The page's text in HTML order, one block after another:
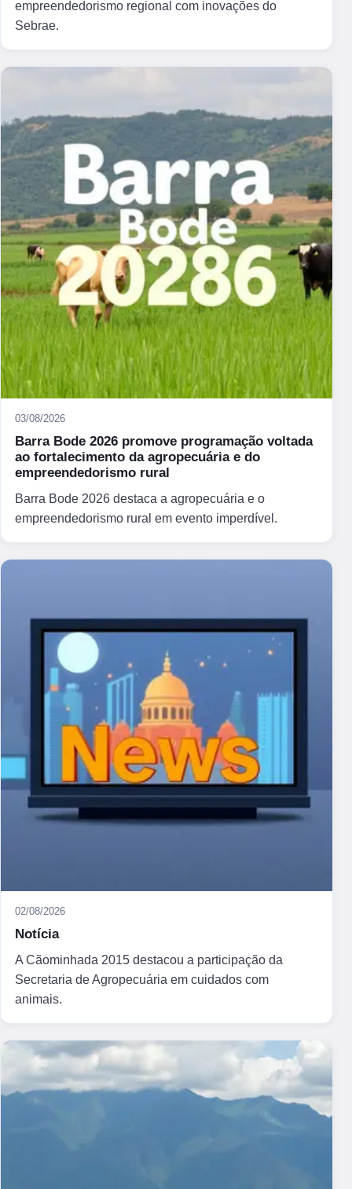
empreendedorismo regional com inovações do
Sebrae.
03/08/2026
Barra Bode 2026 promove programação voltada
ao fortalecimento da agropecuária e do
empreendedorismo rural
Barra Bode 2026 destaca a agropecuária e o
empreendedorismo rural em evento imperdível.
02/08/2026
Notícia
A Cãominhada 2015 destacou a participação da
Secretaria de Agropecuária em cuidados com
animais.